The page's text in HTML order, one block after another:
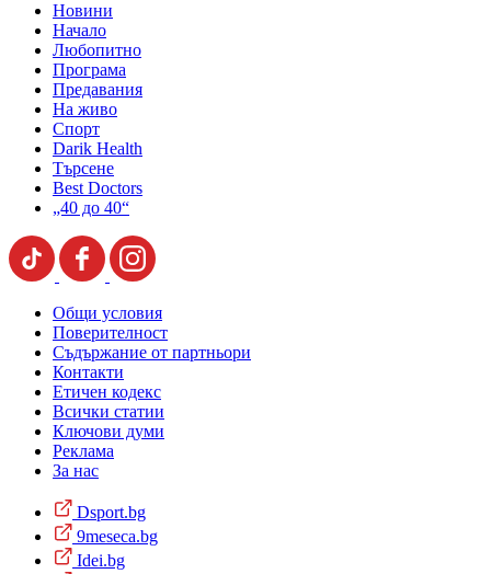
Новини
Начало
Любопитно
Програма
Предавания
На живо
Спорт
Darik Health
Търсене
Best Doctors
„40 до 40“
Общи условия
Поверителност
Съдържание от партньори
Контакти
Етичен кодекс
Всички статии
Ключови думи
Реклама
За нас
Dsport.bg
9meseca.bg
Idei.bg